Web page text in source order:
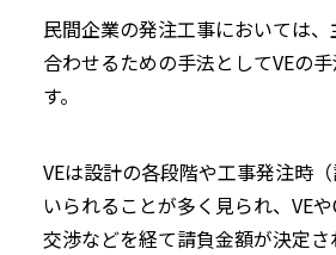
民間企業の発注工事においては
合わせるための手法としてVEの
す。
VEは設計の各段階や工事発注時
いられることが多く見られ、VE
交渉などを経て請負金額が決定